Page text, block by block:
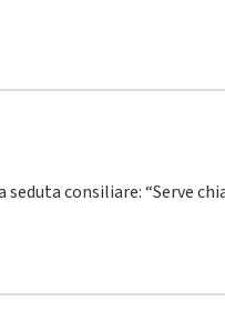
consiliare: “Serve